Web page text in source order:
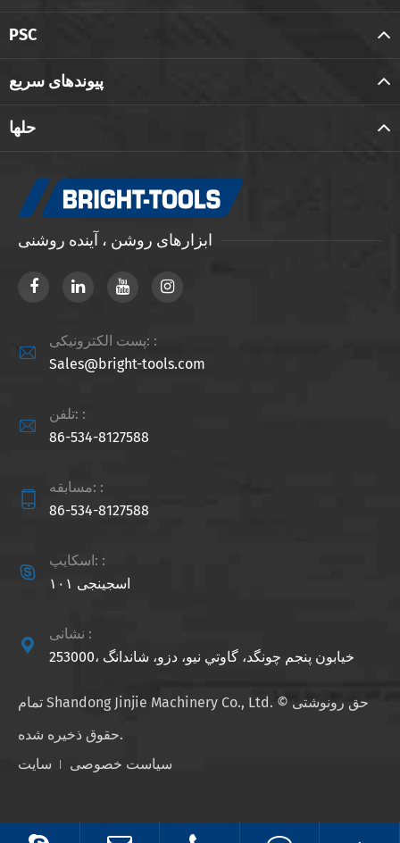
PSC
پیوندهای سریع
حلها
ابزارهای روشن ، آینده روشنی

پست الکترونیکی: :
Sales@bright-tools.com

تلفن: :
86-534-8127588

مسابقه: :
86-534-8127588

اسکایپ: :
اسجینجی ۱۰۱

نشانی :
253000، خيابون پنجم چونگد، گاوتي نيو، دزو، شاندانگ
حق رونوشتی © Shandong Jinjie Machinery Co., Ltd. تمام
حقوق ذخیره شده.
سایت
سیاست خصوصی